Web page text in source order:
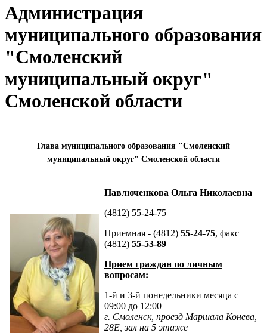
Администрация
муниципального образования
"Смоленский
муниципальный округ"
Смоленской области
Глава муниципального образования "Смоленский
муниципальный округ" Смоленской области
Павлюченкова Ольга Николаевна
(4812) 55-24-75
Приемная - (4812) 55-24-75, факс
(4812) 55-53-89
Прием граждан по личным
вопросам:
1-й и 3-й понедельники месяца с
09:00 до 12:00
г. Смоленск, проезд Маршала Конева,
28Е, зал на 5 этаже